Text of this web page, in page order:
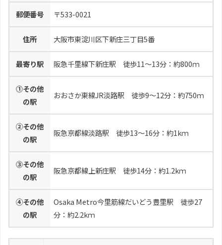
郵便番号 〒533-0021
住所 大阪市東淀川区下新庄三丁目5番
最寄り駅 阪急千里線下新庄駅 徒歩11～13分：約800ｍ
⓵その他
の駅
おおさか東線JR淡路駅 徒歩9～12分：約750ｍ
②その他
の駅
阪急京都線淡路駅 徒歩13～16分：約1kｍ
⓷その他
の駅
阪急京都線上新庄駅 徒歩14分：約1.2kｍ
④その他
の駅
Osaka Metro今里筋線だいどう豊里駅 徒歩27
分：約2.2kｍ